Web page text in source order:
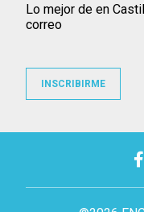
Lo mejor de en
correo
INSCRIBIRME